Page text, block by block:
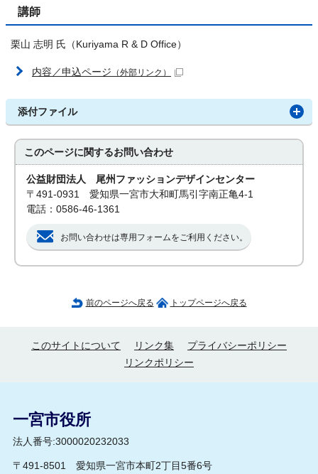
講師
栗山 志明 氏（Kuriyama R & D Office）
内容／申込ページ （外部リンク）
添付ファイル
このページに関するお問い合わせ
公益財団法人 尾州ファッションデザインセンター
〒491-0931 愛知県一宮市大和町馬引字南正亀4-1
電話：0586-46-1361
お問い合わせは専用フォームをご利用ください。
前のページへ戻る トップページへ戻る
このサイトについて リンク集
プライバシーポリシー
リンクポリシー
一宮市役所
法人番号:3000020232033
〒491-8501 愛知県一宮市本町2丁目5番6号